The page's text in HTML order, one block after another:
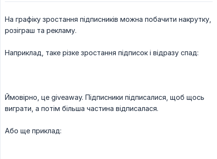
На графіку зростання підписників можна побачити накрутку,
розіграш та рекламу.
Наприклад, таке різке зростання підписок і відразу спад:
Ймовірно, це giveaway. Підписники підписалися, щоб щось
виграти, а потім більша частина відписалася.
Або ще приклад: